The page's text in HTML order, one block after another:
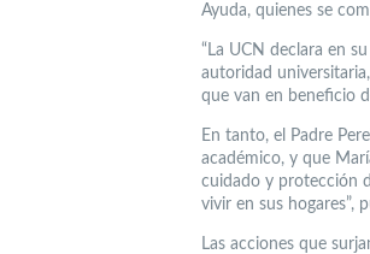
Ayuda, quienes se
“La UCN declara en
autoridad
que van en beneficio
En tanto, el Padre
académico, y que
cuidado y protección
vivir en sus hogares”,
Las acciones que